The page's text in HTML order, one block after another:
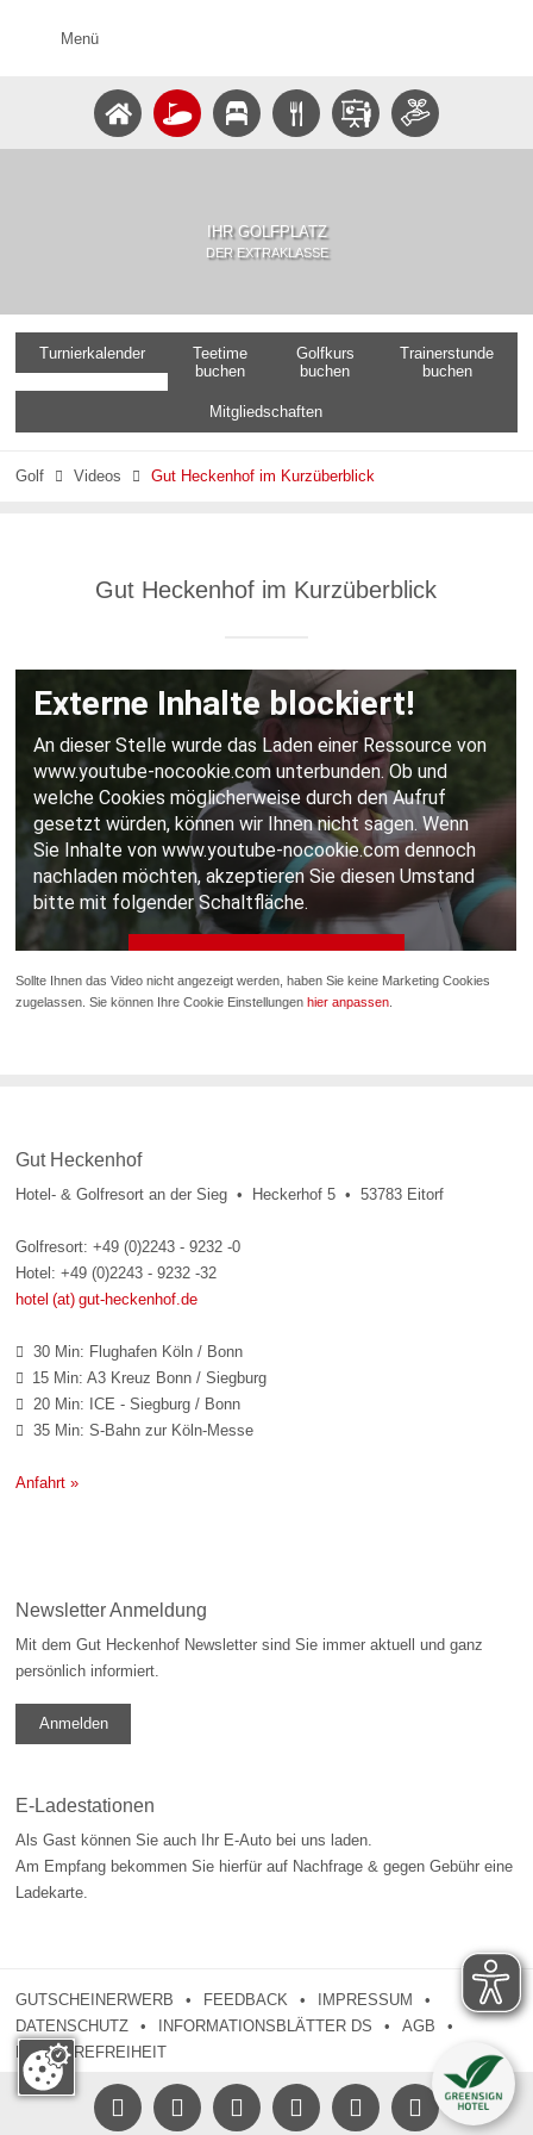
Menü
IHR GOLFPLATZ
DER EXTRAKLASSE
Turnierkalender
Teetime
buchen
Golfkurs
buchen
Trainerstunde
buchen
Mitgliedschaften
Golf  Videos  Gut Heckenhof im Kurzüberblick
Gut Heckenhof im Kurzüberblick
Sollte Ihnen das Video nicht angezeigt werden, haben Sie keine Marketing Cookies
zugelassen. Sie können Ihre Cookie Einstellungen hier anpassen.
Gut Heckenhof
Hotel- & Golfresort an der Sieg • Heckerhof 5 • 53783 Eitorf
Golfresort: +49 (0)2243 - 9232 -0
Hotel: +49 (0)2243 - 9232 -32
hotel (at) gut-heckenhof.de
 30 Min: Flughafen Köln / Bonn
 15 Min: A3 Kreuz Bonn / Siegburg
 20 Min: ICE - Siegburg / Bonn
 35 Min: S-Bahn zur Köln-Messe
Anfahrt »
Newsletter Anmeldung
Mit dem Gut Heckenhof Newsletter sind Sie immer aktuell und ganz
persönlich informiert.
Anmelden
E-Ladestationen
Als Gast können Sie auch Ihr E-Auto bei uns laden.
Am Empfang bekommen Sie hierfür auf Nachfrage & gegen Gebühr eine
Ladekarte.
GUTSCHEINERWERB FEEDBACK
IMPRESSUM
DATENSCHUTZ
INFORMATIONSBLÄTTER DS
AGB
BARRIEREFREIHEIT
    